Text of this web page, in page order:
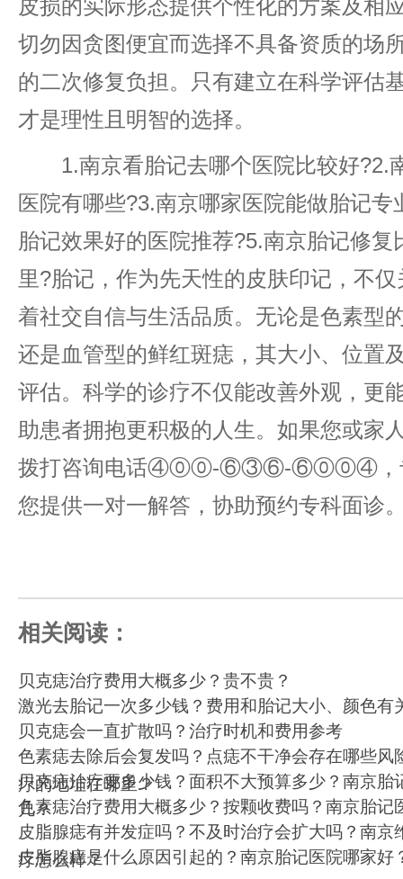
皮损的实际形态提供个性化的方案及相
切勿因贪图便宜而选择不具备资质的场
的二次修复负担。只有建立在科学评估
才是理性且明智的选择。
1.南京看胎记去哪个医院比较好?2.
医院有哪些?3.南京哪家医院能做胎记专
胎记效果好的医院推荐?5.南京胎记修复
里?胎记，作为先天性的皮肤印记，不
着社交自信与生活品质。无论是色素型
还是血管型的鲜红斑痣，其大小、位置
评估。科学的诊疗不仅能改善外观，更
助患者拥抱更积极的人生。如果您或家
拨打咨询电话④⓪⓪-⑥③⑥-⑥⓪⓪④，专
您提供一对一解答，协助预约专科面诊
相关阅读：
贝克痣治疗费用大概多少？贵不贵？
激光去胎记一次多少钱？费用和胎记大小、颜色有
贝克痣会一直扩散吗？治疗时机和费用参考
色素痣去除后会复发吗？点痣不干净会存在哪些风
疗的地址在哪里？
贝克痣治疗要多少钱？面积不大预算多少？南京胎
几？
色素痣治疗费用大概多少？按颗收费吗？南京胎记
皮脂腺痣有并发症吗？不及时治疗会扩大吗？南京
疗怎么样？
皮脂腺痣是什么原因引起的？南京胎记医院哪家好